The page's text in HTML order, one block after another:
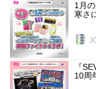
1月
寒さ
『
10周